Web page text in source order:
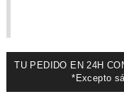
TU PEDIDO EN 24H
*Excepto